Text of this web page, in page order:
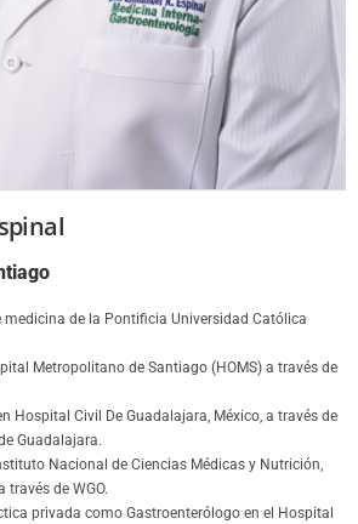
medicina de la Pontificia Universidad Católica
Metropolitano de Santiago (HOMS) a través de
Hospital Civil De Guadalajara, México, a través de
Guadalajara.
Nacional de Ciencias Médicas y Nutrición,
través de WGO.
privada como Gastroenterólogo en el Hospital